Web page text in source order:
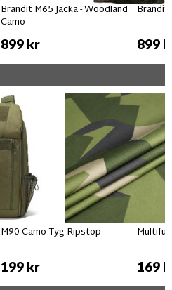
Brandit M65 Jacka - Woodland
Camo
899 kr
Brandit
899
M90 Camo Tyg Ripstop
199 kr 169